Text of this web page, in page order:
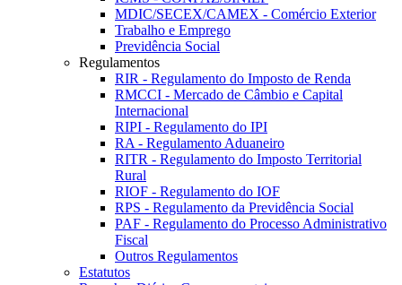
MDIC/SECEX/CAMEX - Comércio Exterior
Trabalho e Emprego
Previdência Social
Regulamentos
RIR - Regulamento do Imposto de Renda
RMCCI - Mercado de Câmbio e Capital
Internacional
RIPI - Regulamento do IPI
RA - Regulamento Aduaneiro
RITR - Regulamento do Imposto Territorial
Rural
RIOF - Regulamento do IOF
RPS - Regulamento da Previdência Social
PAF - Regulamento do Processo Administrativo
Fiscal
Outros Regulamentos
Estatutos